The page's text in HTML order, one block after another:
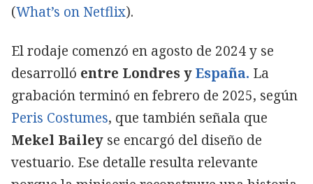
(What’s on Netflix).
El rodaje comenzó en agosto de 2024 y se
desarrolló entre Londres yEspaña. La
grabación terminó en febrero de 2025, según
Peris Costumes, que también señala que
Mekel Bailey se encargó del diseño de
vestuario. Ese detalle resulta relevante